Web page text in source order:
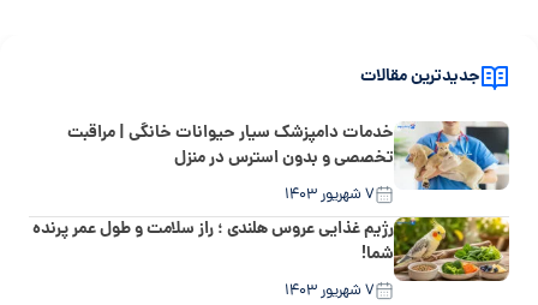
جدیدترین مقالات
خدمات دامپزشک سیار حیوانات خانگی | مراقبت
تخصصی و بدون استرس در منزل
۷ شهریور ۱۴۰۳
رژیم غذایی عروس هلندی ؛ راز سلامت و طول عمر پرنده
شما!
۷ شهریور ۱۴۰۳